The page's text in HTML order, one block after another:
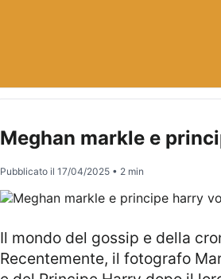
Meghan markle e
Pubblicato il 17/04/2025• 2 min
Il mondo del gossip e della cronaca rosa è spesso caratterizzato da eventi sorprendenti e controversie.
Recentemente, il fotografo